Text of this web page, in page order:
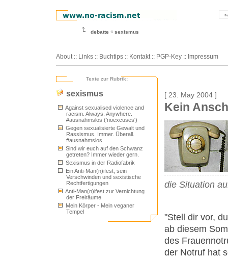
debatte sexismus
About :: Links :: Buchtips :: Kontakt :: PGP-Key :: Impressum
Texte zur Rubrik:
sexismus
Against sexualised violence and
racism. Always. Anywhere.
#ausnahmslos ('noexcuses')
Gegen sexualisierte Gewalt und
Rassismus. Immer. Überall.
#ausnahmslos
Sind wir euch auf den Schwanz
getreten? Immer wieder gern.
Sexismus in der Radiofabrik
Ein Anti-Man(n)ifest, sein
Verschwinden und sexistische
Rechtfertigungen
Anti-Man(n)ifest zur Vernichtung
der Freiräume
Mein Körper - Mein veganer
Tempel
[ 23. May 2004 ]
Kein
die Situation
"Stell dir vor,
ab diesem
des
der Notruf hat